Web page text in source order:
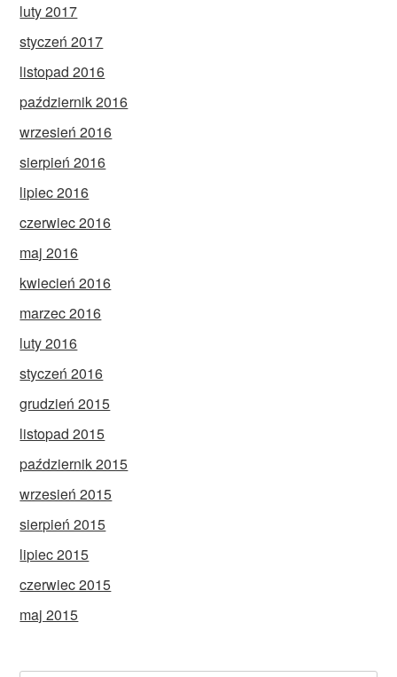
luty 2017
styczeń 2017
listopad 2016
październik 2016
wrzesień 2016
sierpień 2016
lipiec 2016
czerwiec 2016
maj 2016
kwiecień 2016
marzec 2016
luty 2016
styczeń 2016
grudzień 2015
listopad 2015
październik 2015
wrzesień 2015
sierpień 2015
lipiec 2015
czerwiec 2015
maj 2015